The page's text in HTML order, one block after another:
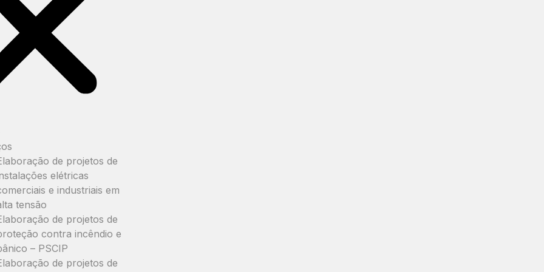
de projetos de
elétricas
e industriais em
tensão
de projetos de
contra incêndio e
– PSCIP
de projetos de